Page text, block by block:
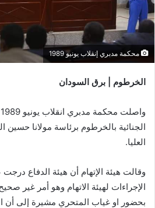
محكمة مدبري إنقلاب يونيو 1989
الخرطوم | برق السودان
الجنائية بالخرطوم برئاسة مولانا
العليا.
وقالت هيئة الإتهام أن هيئة الدفاع
الإجراءات لهيئة الاتهام وهو أمر غير
بحضور او غياب المتحري مشيرة إلى أن